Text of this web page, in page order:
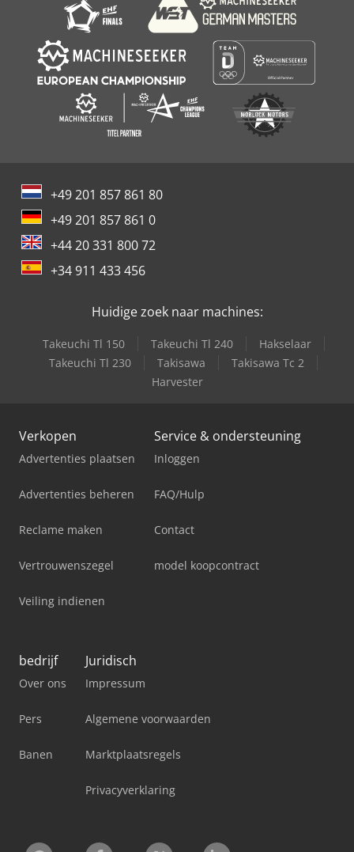
+49 201 857 861 80
+49 201 857 861 0
+44 20 331 800 72
+34 911 433 456
Huidige zoek naar machines:
Takeuchi Tl 150 Takeuchi Tl 240
Hakselaar
Takeuchi Tl 230
Takisawa
Takisawa Tc 2
Harvester
Verkopen
Advertenties plaatsen
Advertenties beheren
Reclame maken
Vertrouwenszegel
Veiling indienen
Service & ondersteuning
Inloggen
FAQ/Hulp
Contact
model koopcontract
bedrijf
Over ons
Pers
Banen
Juridisch
Impressum
Algemene voorwaarden
Marktplaatsregels
Privacyverklaring